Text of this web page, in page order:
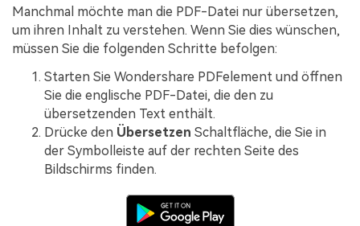
Manchmal möchte man die PDF-Datei nur übersetzen,
um ihren Inhalt zu verstehen. Wenn Sie dies wünschen,
müssen Sie die folgenden Schritte befolgen:
Starten Sie Wondershare PDFelement und öffnen
Sie die englische PDF-Datei, die den zu
übersetzenden Text enthält.
Drücke den Übersetzen Schaltfläche, die Sie in
der Symbolleiste auf der rechten Seite des
Bildschirms finden.